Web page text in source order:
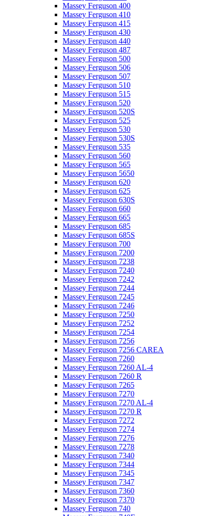
Massey Ferguson 400
Massey Ferguson 410
Massey Ferguson 415
Massey Ferguson 430
Massey Ferguson 440
Massey Ferguson 487
Massey Ferguson 500
Massey Ferguson 506
Massey Ferguson 507
Massey Ferguson 510
Massey Ferguson 515
Massey Ferguson 520
Massey Ferguson 520S
Massey Ferguson 525
Massey Ferguson 530
Massey Ferguson 530S
Massey Ferguson 535
Massey Ferguson 560
Massey Ferguson 565
Massey Ferguson 5650
Massey Ferguson 620
Massey Ferguson 625
Massey Ferguson 630S
Massey Ferguson 660
Massey Ferguson 665
Massey Ferguson 685
Massey Ferguson 685S
Massey Ferguson 700
Massey Ferguson 7200
Massey Ferguson 7238
Massey Ferguson 7240
Massey Ferguson 7242
Massey Ferguson 7244
Massey Ferguson 7245
Massey Ferguson 7246
Massey Ferguson 7250
Massey Ferguson 7252
Massey Ferguson 7254
Massey Ferguson 7256
Massey Ferguson 7256 CAREA
Massey Ferguson 7260
Massey Ferguson 7260 AL-4
Massey Ferguson 7260 R
Massey Ferguson 7265
Massey Ferguson 7270
Massey Ferguson 7270 AL-4
Massey Ferguson 7270 R
Massey Ferguson 7272
Massey Ferguson 7274
Massey Ferguson 7276
Massey Ferguson 7278
Massey Ferguson 7340
Massey Ferguson 7344
Massey Ferguson 7345
Massey Ferguson 7347
Massey Ferguson 7360
Massey Ferguson 7370
Massey Ferguson 740